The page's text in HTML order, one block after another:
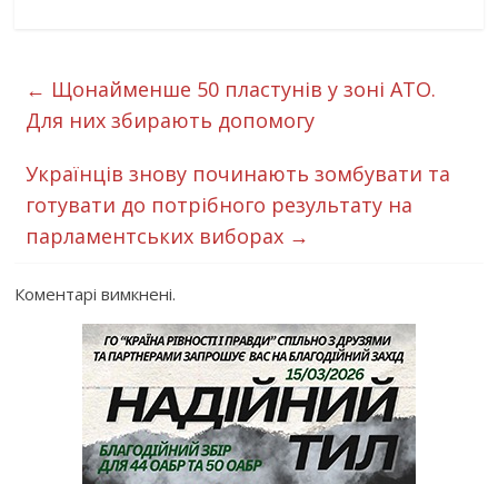
← Щонайменше 50 пластунів у зоні АТО.
Для них збирають допомогу
Українців знову починають зомбувати та
готувати до потрібного результату на
парламентських виборах →
Коментарі вимкнені.